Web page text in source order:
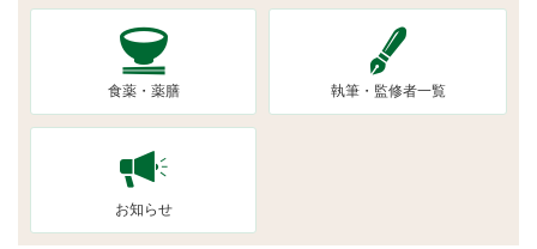
食薬・薬膳 執筆・監修者一覧
お知らせ